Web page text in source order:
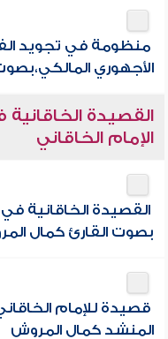
منظومة في تجويد
الأجهوري
القصيدة
الإمام الخاقاني
القصيدة الخاقانية
بصوت القارئ كمال
قصيدة للإمام
المنشد كمال المروش